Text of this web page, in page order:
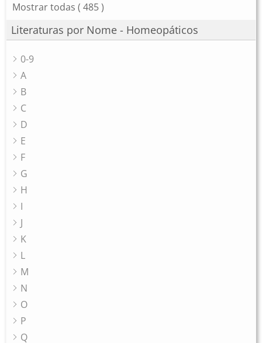
Mostrar todas ( 485 )
Literaturas por Nome - Homeopáticos
0-9
A
B
C
D
E
F
G
H
I
J
K
L
M
N
O
P
Q